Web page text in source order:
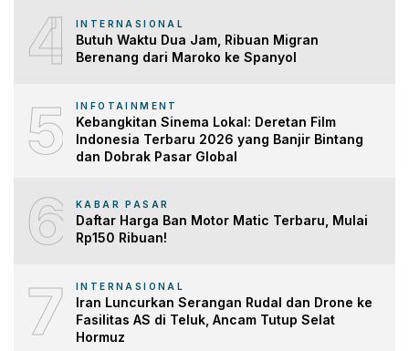
4 INTERNASIONAL
Butuh Waktu Dua Jam, Ribuan Migran
Berenang dari Maroko ke Spanyol
5 INFOTAINMENT
Kebangkitan Sinema Lokal: Deretan Film
Indonesia Terbaru 2026 yang Banjir Bintang
dan Dobrak Pasar Global
6 KABAR PASAR
Daftar Harga Ban Motor Matic Terbaru, Mulai
Rp150 Ribuan!
7 INTERNASIONAL
Iran Luncurkan Serangan Rudal dan Drone ke
Fasilitas AS di Teluk, Ancam Tutup Selat
Hormuz